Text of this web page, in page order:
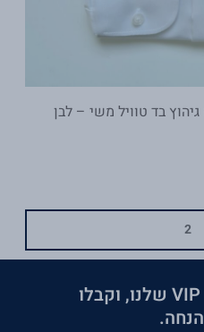
בד טוויל משי – לבן
2
הצטרפו לVIP CLUB שלנו, וקבלו